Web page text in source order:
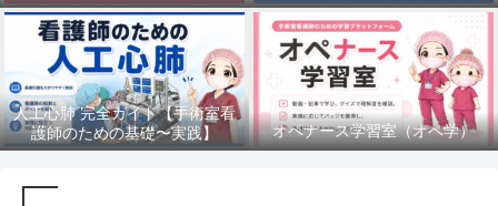
人工心肺 完全ガイド【手術室看
護師のための基礎〜実践】
オペナース学習室（オペ学）